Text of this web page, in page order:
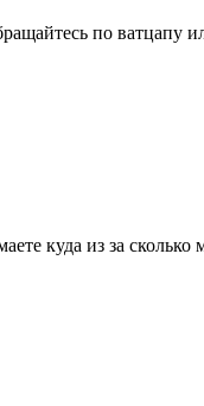
по ватцапу
куда из за сколько